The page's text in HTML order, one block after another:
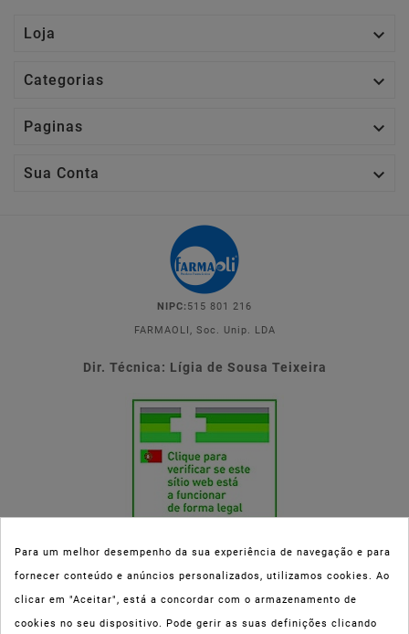
Loja 
Categorias 
Paginas 
Sua Conta 
NIPC: 515 801 216
FARMAOLI, Soc. Unip. LDA
Dir. Técnica: Lígia de Sousa Teixeira
Esta parafarmácia (Farmaoli) encontra-se autorizada pelo INFARMED
(registo nº 00078/2020) para a dispensa de Medicamentos Não
Para um melhor desempenho da sua experiência de navegação e para
fornecer conteúdo e anúncios personalizados, utilizamos cookies. Ao
clicar em "Aceitar", está a concordar com o armazenamento de
cookies no seu dispositivo. Pode gerir as suas definições clicando